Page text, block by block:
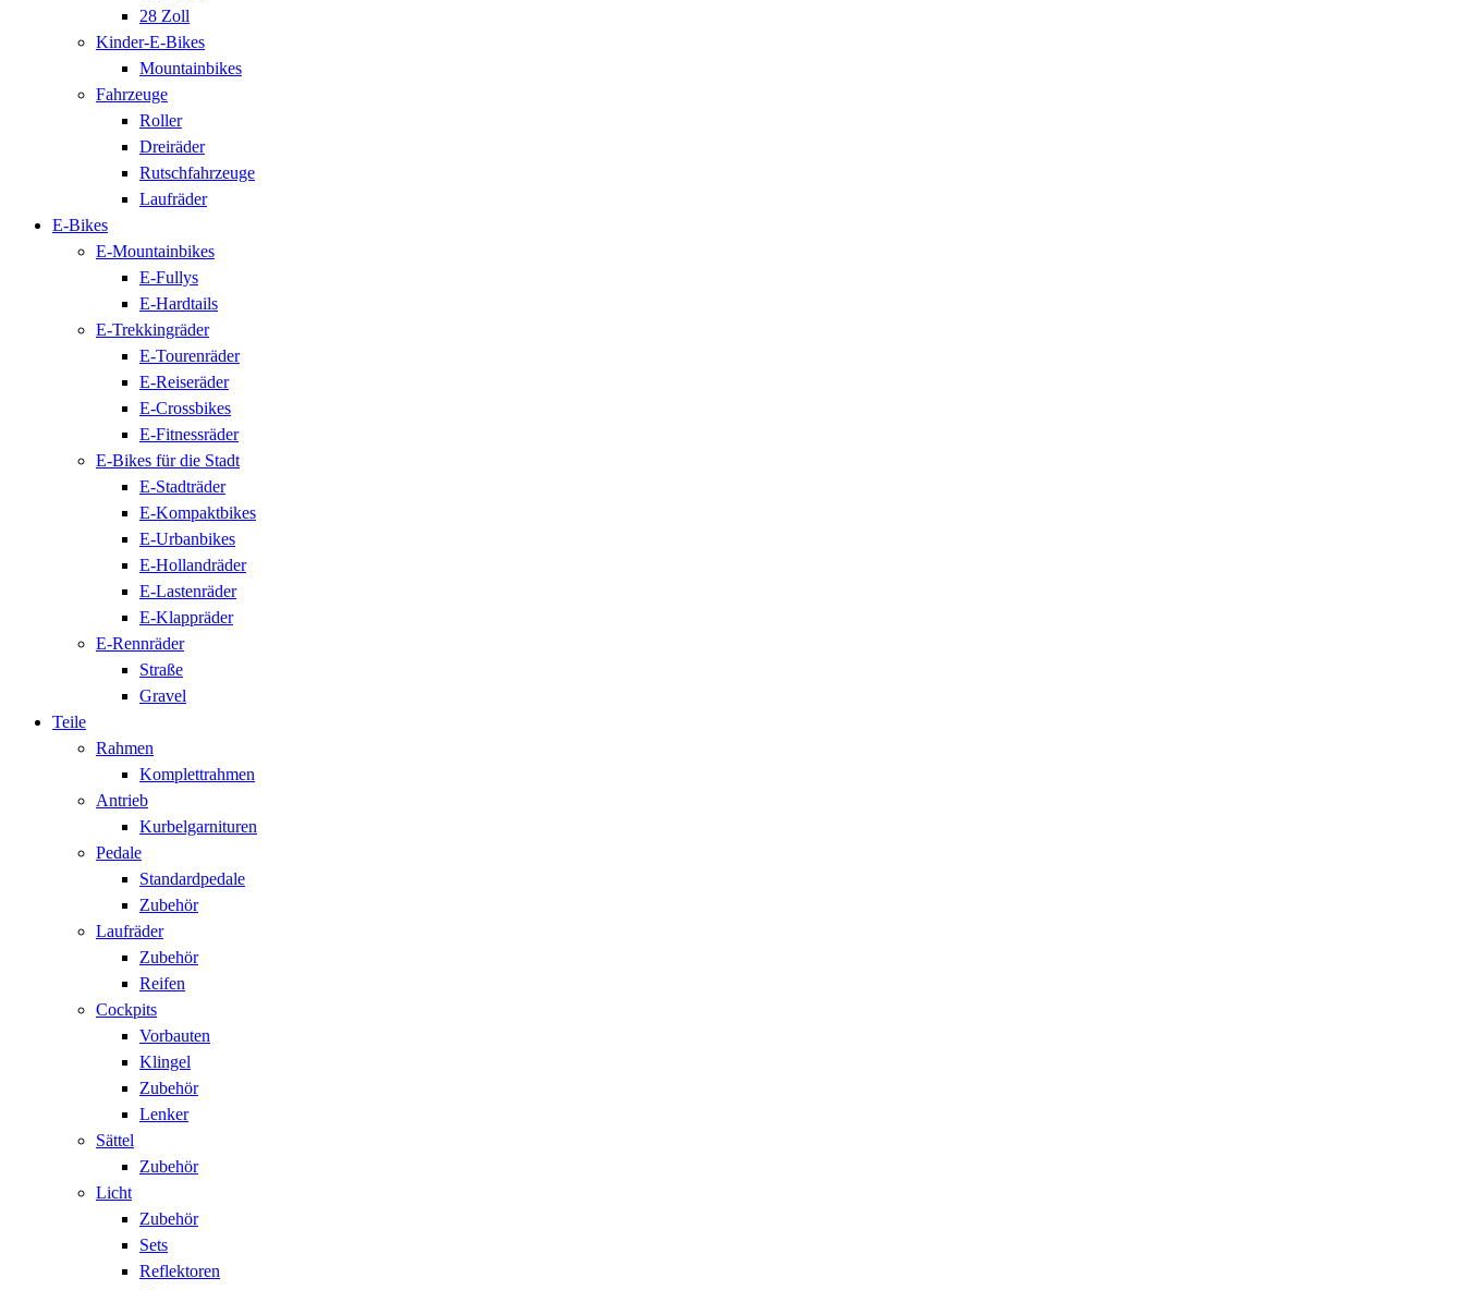
28 Zoll
Kinder-E-Bikes
Mountainbikes
Fahrzeuge
Roller
Dreiräder
Rutschfahrzeuge
Laufräder
E-Bikes
E-Mountainbikes
E-Fullys
E-Hardtails
E-Trekkingräder
E-Tourenräder
E-Reiseräder
E-Crossbikes
E-Fitnessräder
E-Bikes für die Stadt
E-Stadträder
E-Kompaktbikes
E-Urbanbikes
E-Hollandräder
E-Lastenräder
E-Klappräder
E-Rennräder
Straße
Gravel
Teile
Rahmen
Komplettrahmen
Antrieb
Kurbelgarnituren
Pedale
Standardpedale
Zubehör
Laufräder
Zubehör
Reifen
Cockpits
Vorbauten
Klingel
Zubehör
Lenker
Sättel
Zubehör
Licht
Zubehör
Sets
Reflektoren